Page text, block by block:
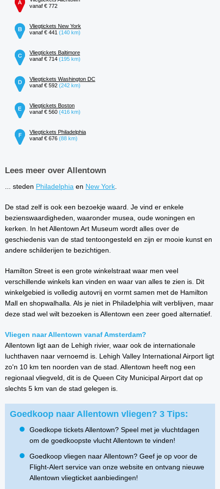
vanaf € 772
Vliegtickets New York
vanaf € 441 (140 km)
Vliegtickets Baltimore
vanaf € 714 (195 km)
Vliegtickets Washington DC
vanaf € 592 (242 km)
Vliegtickets Boston
vanaf € 560 (416 km)
Vliegtickets Philadelphia
vanaf € 676 (88 km)
Lees meer over Allentown
... steden Philadelphia en New York.
De stad zelf is ook een bezoekje waard. Je vind er enkele
bezienswaardigheden, waaronder musea, oude woningen en
kerken. In het Allentown Art Museum wordt alles over de
geschiedenis van de stad tentoongesteld en zijn er mooie kunst en
andere schilderijen te bezichtigen.
Hamilton Street is een grote winkelstraat waar men veel
verschillende winkels kan vinden en waar van alles te zien is. Dit
winkelgebied is volledig autovrij en vormt samen met de Hamilton
Mall en shopwalhalla. Als je niet in Philadelphia wilt verblijven, maar
deze stad wel wilt bezoeken is Allentown een zeer goed alternatief.
Vliegen naar Allentown vanaf Amsterdam?
Allentown ligt aan de Lehigh rivier, waar ook de internationale
luchthaven naar vernoemd is. Lehigh Valley International Airport ligt
zo'n 10 km ten noorden van de stad. Allentown heeft nog een
regionaal vliegveld, dit is de Queen City Municipal Airport dat op
slechts 5 km van de stad gelegen is.
Goedkoop naar Allentown vliegen? 3 Tips:
Goedkope tickets Allentown? Speel met je vluchtdagen
om de goedkoopste vlucht Allentown te vinden!
Goedkoop vliegen naar Allentown? Geef je op voor de
Flight-Alert service van onze website en ontvang nieuwe
Allentown vliegticket aanbiedingen!